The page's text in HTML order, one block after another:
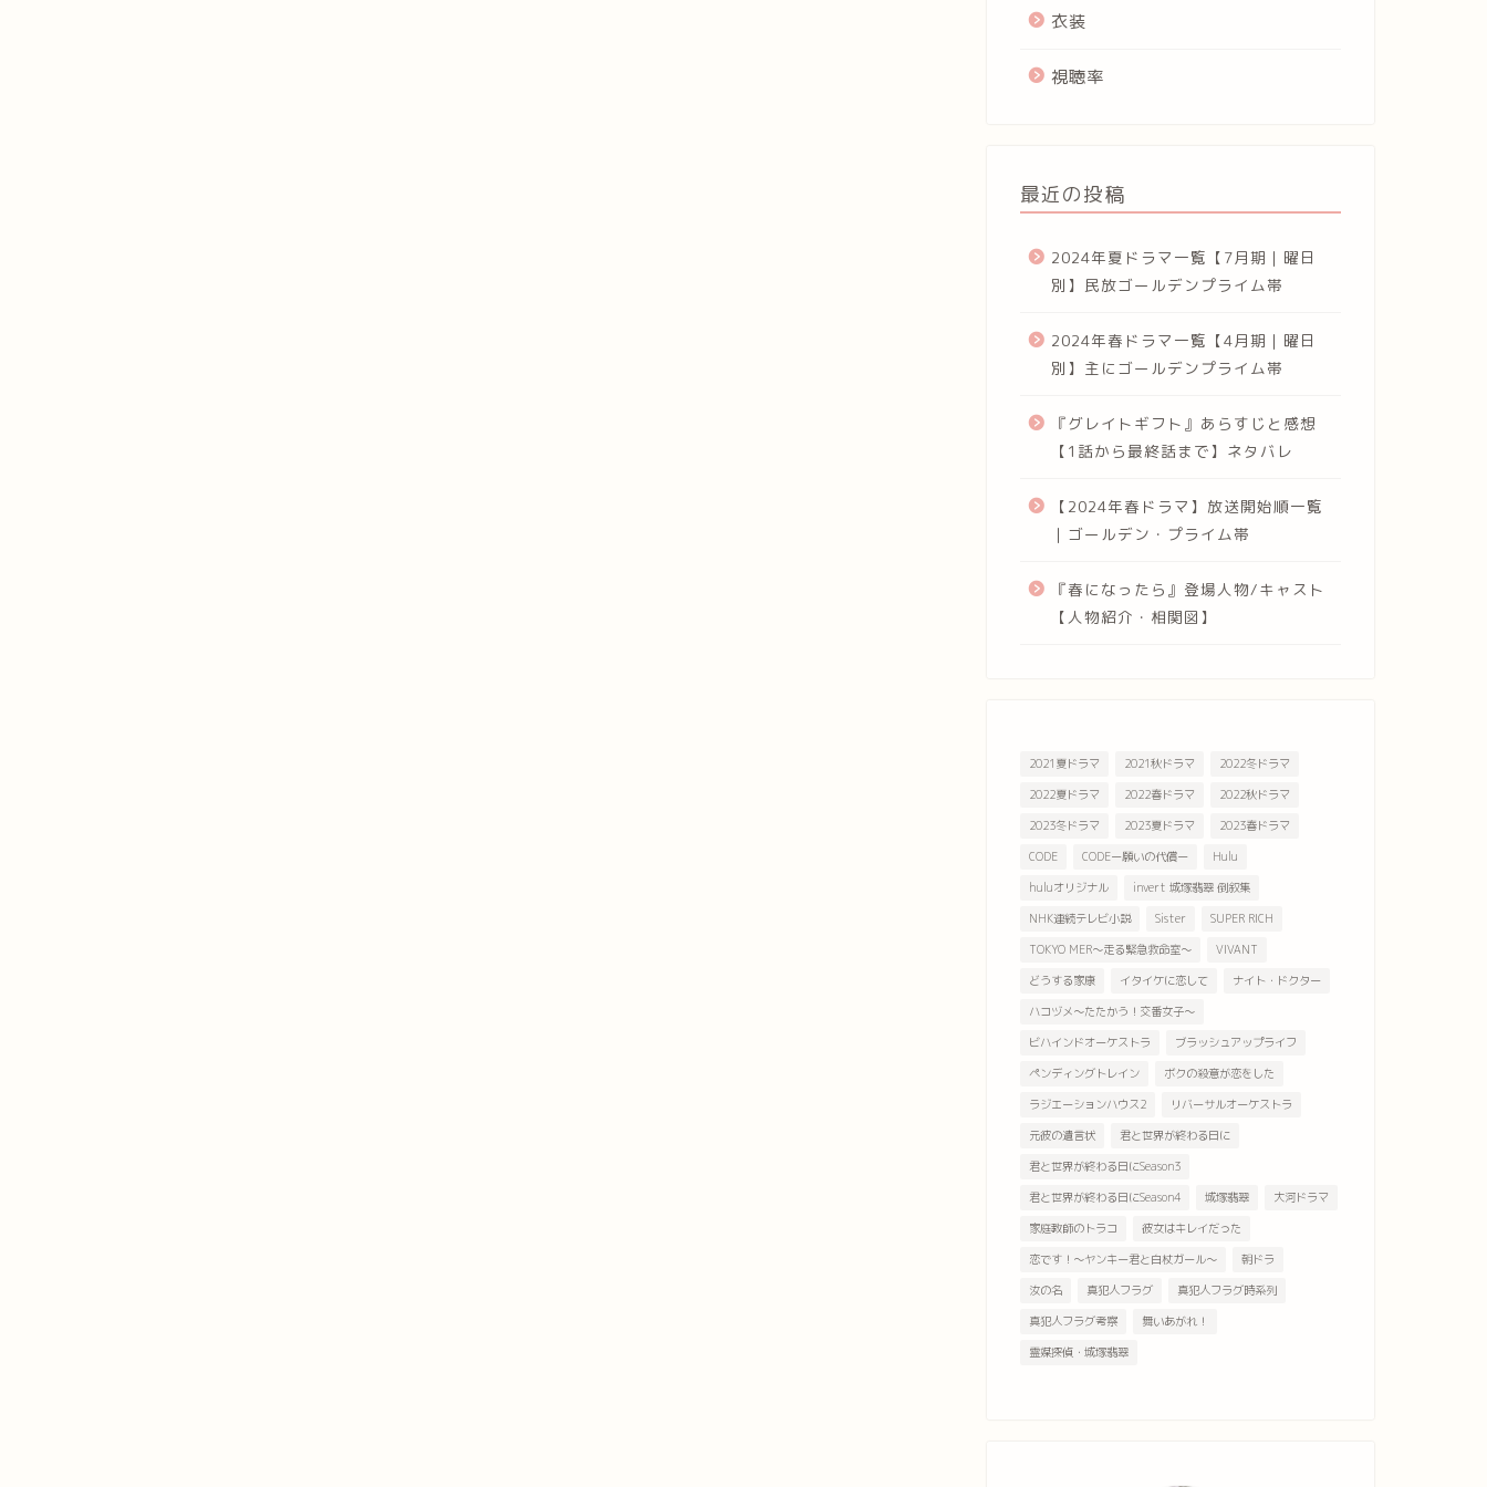
衣装
視聴率
最近の投稿
2024年夏ドラマ一覧【7月期｜曜日
別】民放ゴールデンプライム帯
2024年春ドラマ一覧【4月期｜曜日
別】主にゴールデンプライム帯
『グレイトギフト』あらすじと感想
【1話から最終話まで】ネタバレ
【2024年春ドラマ】放送開始順一覧
｜ゴールデン・プライム帯
『春になったら』登場人物/キャスト
【人物紹介・相関図】
2021夏ドラマ 2021秋ドラマ
2022冬ドラマ
2022夏ドラマ
2022春ドラマ
2022秋ドラマ
2023冬ドラマ
2023夏ドラマ
2023春ドラマ
CODE
CODEー願いの代償ー
Hulu
huluオリジナル
invert 城塚翡翠 倒叙集
NHK連続テレビ小説
Sister
SUPER RICH
TOKYO MER～走る緊急救命室～
VIVANT
どうする家康
イタイケに恋して
ナイト・ドクター
ハコヅメ～たたかう！交番女子～
ビハインドオーケストラ
ブラッシュアップライフ
ペンディングトレイン
ボクの殺意が恋をした
ラジエーションハウス2
リバーサルオーケストラ
元彼の遺言状
君と世界が終わる日に
君と世界が終わる日にSeason3
君と世界が終わる日にSeason4
城塚翡翠
大河ドラマ
家庭教師のトラコ
彼女はキレイだった
恋です！～ヤンキー君と白杖ガール～
朝ドラ
汝の名
真犯人フラグ
真犯人フラグ時系列
真犯人フラグ考察
舞いあがれ！
霊媒探偵・城塚翡翠